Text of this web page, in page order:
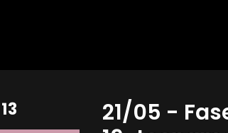
21/05 -